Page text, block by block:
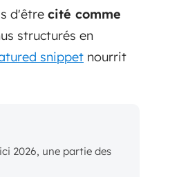
d'être cité comme
structurés en
snippet nourrit
2026, une partie des